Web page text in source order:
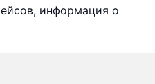
информация о